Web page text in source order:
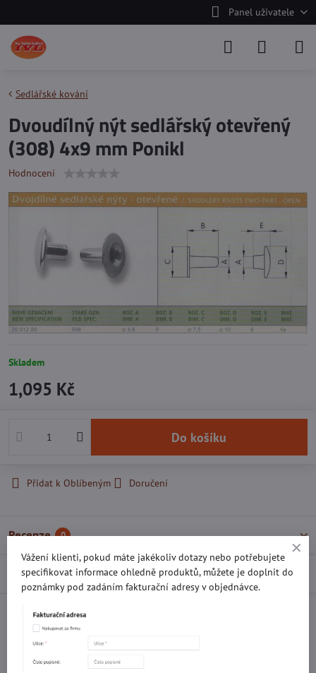
Panel uživatele
Sedlářské kování
Dvoudílný nýt sedlářský otevřený
(308) 4x9 mm Ponikl
Hodnocení
Skladem
1,095 Kč
Do košíku
Přidat k Oblíbeným Doručení
Recenze 0
Diskuse 0
FacebookTwitter
Potřebujete poradit s objednávkou?
Vážení klienti, pokud máte jakékoliv dotazy nebo potřebujete
specifikovat informace ohledně produktů, můžete je doplnit do
poznámky pod zadáním fakturační adresy v objednávce.